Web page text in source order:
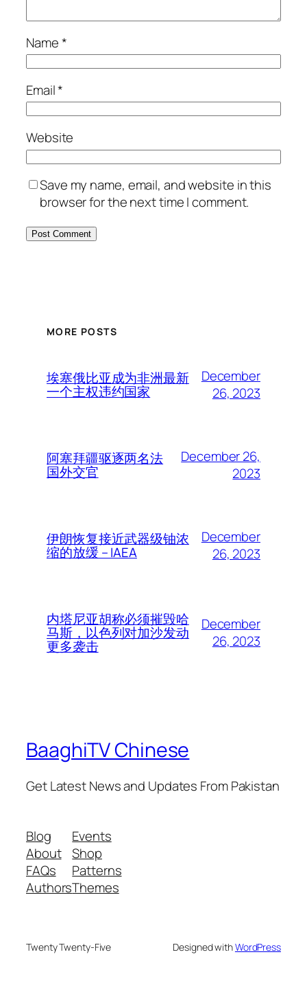
Name*
Email*
Website
Save my name, email, and website in this
browser for the next time I comment.
MORE POSTS
埃塞俄比亚成为非洲最新
一个主权违约国家
December
26, 2023
阿塞拜疆驱逐两名法
国外交官
December 26,
2023
伊朗恢复接近武器级铀浓
缩的放缓 – IAEA
December
26, 2023
内塔尼亚胡称必须摧毁哈
马斯，以色列对加沙发动
更多袭击
December
26, 2023
BaaghiTV Chinese
Get Latest News and Updates From Pakistan
Blog
About
FAQs
Authors
Events
Shop
Patterns
Themes
Twenty Twenty-Five Designed withWordPress